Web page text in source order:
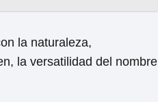
la naturaleza,
la versatilidad del nombre